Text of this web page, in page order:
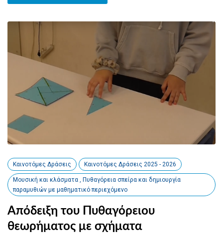
Καινοτόμες Δράσεις Καινοτόμες Δράσεις 2025 - 2026
Μουσική και κλάσματα , Πυθαγόρεια σπείρα και δημιουργία
παραμυθιών με μαθηματικό περιεχόμενο
Απόδειξη του Πυθαγόρειου
θεωρήματος με σχήματα